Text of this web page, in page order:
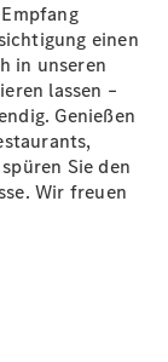
einen
in unseren
lassen –
Genießen
Sie den
Wir freuen